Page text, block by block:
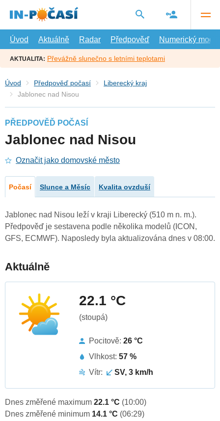
hlavní
Úvod
Aktuálně Radar Předpověď Numerický model
AKTUALITA: Převážně slunečno s letními teplotami
Úvod Předpověď počasí
Liberecký kraj
Jablonec nad Nisou
PŘEDPOVĚĎ POČASÍ
Jablonec nad Nisou
Označit jako domovské město
Počasí Slunce a Měsíc Kvalita ovzduší
Jablonec nad Nisou leží v kraji Liberecký (510 m n. m.).
Předpověď je sestavena podle několika modelů (ICON,
GFS, ECMWF). Naposledy byla aktualizována dnes v 08:00.
Aktuálně
22.1 °C
(stoupá)
Pocitově: 26 °C
Vlhkost: 57 %
Vítr:
SV, 3 km/h
Dnes změřené maximum 22.1 °C (10:00)
Dnes změřené minimum 14.1 °C (06:29)